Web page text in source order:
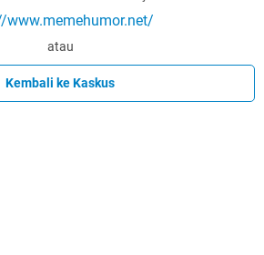
www.memehumor.net/
atau
Kembali ke Kaskus